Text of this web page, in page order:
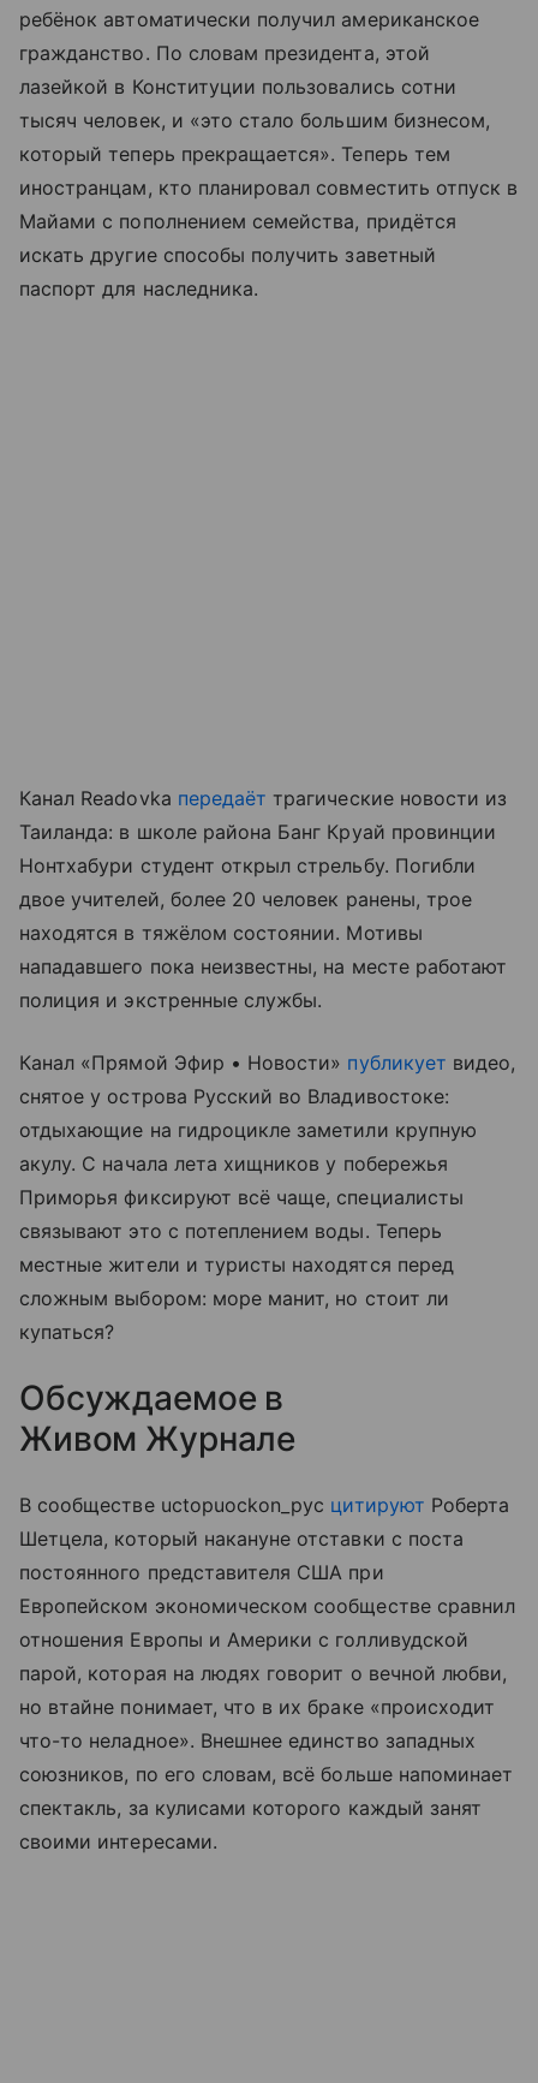
ребёнок автоматически получил американское
гражданство. По словам президента, этой
лазейкой в Конституции пользовались сотни
тысяч человек, и «это стало большим бизнесом,
который теперь прекращается». Теперь тем
иностранцам, кто планировал совместить отпуск в
Майами с пополнением семейства, придётся
искать другие способы получить заветный
паспорт для наследника.
Канал Readovka передаёт трагические новости из
Таиланда: в школе района Банг Круай провинции
Нонтхабури студент открыл стрельбу. Погибли
двое учителей, более 20 человек ранены, трое
находятся в тяжёлом состоянии. Мотивы
нападавшего пока неизвестны, на месте работают
полиция и экстренные службы.
Канал «Прямой Эфир • Новости» публикует видео,
снятое у острова Русский во Владивостоке:
отдыхающие на гидроцикле заметили крупную
акулу. С начала лета хищников у побережья
Приморья фиксируют всё чаще, специалисты
связывают это с потеплением воды. Теперь
местные жители и туристы находятся перед
сложным выбором: море манит, но стоит ли
купаться?
Обсуждаемое в
Живом Журнале
В сообществе uctopuockon_pyc цитируют Роберта
Шетцела, который накануне отставки с поста
постоянного представителя США при
Европейском экономическом сообществе сравнил
отношения Европы и Америки с голливудской
парой, которая на людях говорит о вечной любви,
но втайне понимает, что в их браке «происходит
что-то неладное». Внешнее единство западных
союзников, по его словам, всё больше напоминает
спектакль, за кулисами которого каждый занят
своими интересами.